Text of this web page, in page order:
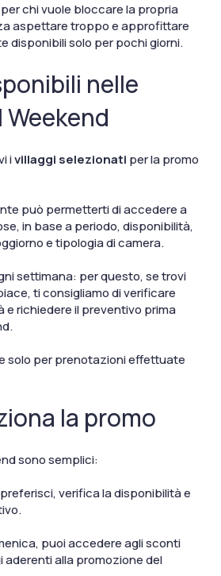
chi vuole bloccare la propria
aspettare troppo e approfittare
disponibili solo per pochi giorni.
nelle
ivillaggi selezionati per la promo
può permetterti di accedere a
in base a periodo, disponibilità,
e tipologia di camera.
settimana: per questo, se trovi
ti consigliamo di verificare
e richiedere il preventivo prima
solo per prenotazioni effettuate
la promo
sono semplici:
verifica la disponibilità e
puoi accedere agli sconti
aderenti alla promozione del